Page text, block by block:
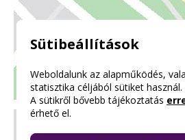
Sütibeállítások
Weboldalunk az alapműködés,
statisztika céljából sütiket használ.
A sütikről bővebb tájékoztatás
érhető el.